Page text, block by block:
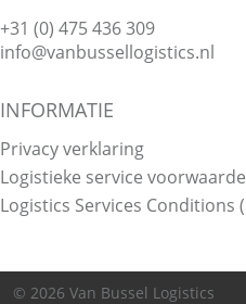
+31 (0) 475 436 309
info@vanbussellogistics.nl
INFORMATIE
Privacy verklaring
Logistieke service
Logistics Services Conditions
© 2026 Van Bussel Logistics